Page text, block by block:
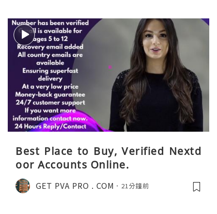
Best Place to Buy, Verified Nextd
oor Accounts Online.
GET PVA PRO . COM 21分鐘前